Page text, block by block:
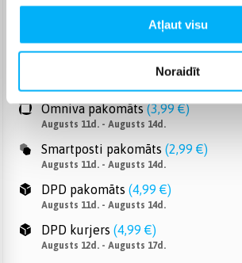
Atļaut visu
Noraidīt
Augusts 11d. - Augusts 14d.
Venipak Kurjers (3,99 €)
Apmaksā pilnu summu skaidrā naudā piegādes
Omniva pakomāts (3,99 €)
Augusts 11d. - Augusts 14d.
Smartposti pakomāts (2,99 €)
Augusts 11d. - Augusts 14d.
DPD pakomāts (4,99 €)
Augusts 11d. - Augusts 14d.
DPD kurjers (4,99 €)
Augusts 12d. - Augusts 17d.